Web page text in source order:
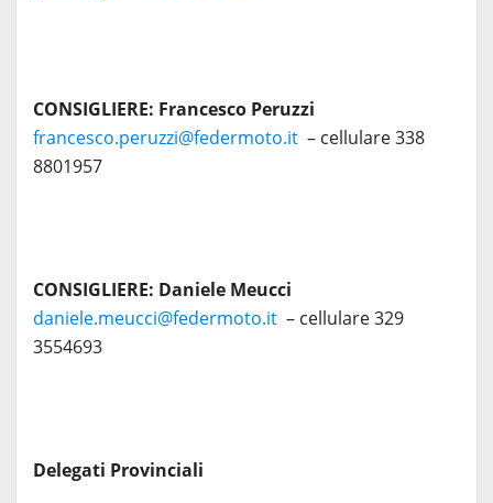
CONSIGLIERE: Francesco Peruzzi
francesco.peruzzi@federmoto.it – cellulare 338
8801957
CONSIGLIERE: Daniele Meucci
daniele.meucci@federmoto.it – cellulare 329
3554693
Delegati Provinciali